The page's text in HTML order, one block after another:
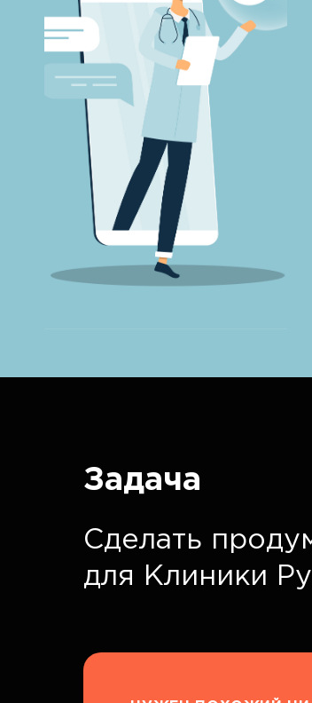
Задача
Сделать
для Клиники